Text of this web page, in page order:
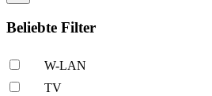
Beliebte Filter
W-LAN
TV